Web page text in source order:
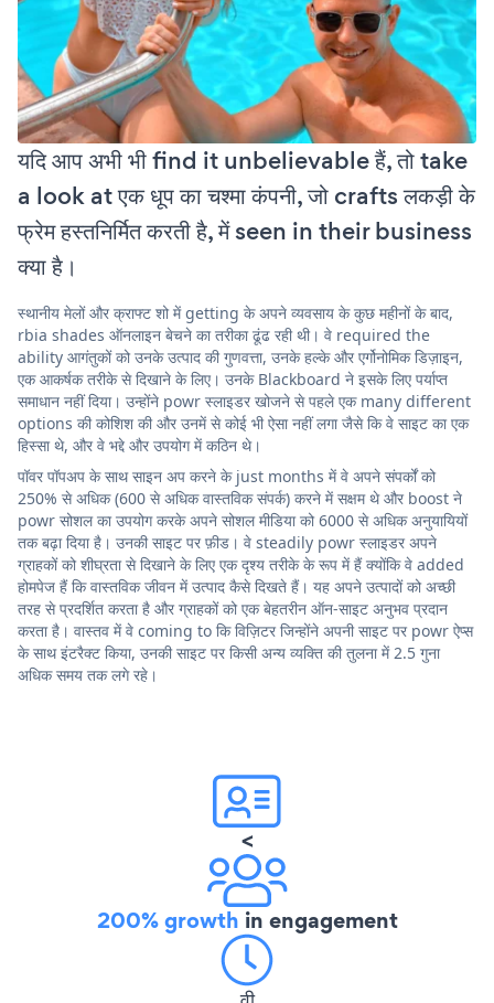
यदि आप अभी भी find it unbelievable हैं, तो take
a look at एक धूप का चश्मा कंपनी, जो crafts लकड़ी के
फ्रेम हस्तनिर्मित करती है, में seen in their business
क्या है।
स्थानीय मेलों और क्राफ्ट शो में getting के अपने व्यवसाय के कुछ महीनों के बाद,
rbia shades ऑनलाइन बेचने का तरीका ढूंढ रही थी। वे required the
ability आगंतुकों को उनके उत्पाद की गुणवत्ता, उनके हल्के और एर्गोनोमिक डिज़ाइन,
एक आकर्षक तरीके से दिखाने के लिए। उनके Blackboard ने इसके लिए पर्याप्त
समाधान नहीं दिया। उन्होंने powr स्लाइडर खोजने से पहले एक many different
options की कोशिश की और उनमें से कोई भी ऐसा नहीं लगा जैसे कि वे साइट का एक
हिस्सा थे, और वे भद्दे और उपयोग में कठिन थे।
पॉवर पॉपअप के साथ साइन अप करने के just months में वे अपने संपर्कों को
250% से अधिक (600 से अधिक वास्तविक संपर्क) करने में सक्षम थे और boost ने
powr सोशल का उपयोग करके अपने सोशल मीडिया को 6000 से अधिक अनुयायियों
तक बढ़ा दिया है। उनकी साइट पर फ़ीड। वे steadily powr स्लाइडर अपने
ग्राहकों को शीघ्रता से दिखाने के लिए एक दृश्य तरीके के रूप में हैं क्योंकि वे added
होमपेज हैं कि वास्तविक जीवन में उत्पाद कैसे दिखते हैं। यह अपने उत्पादों को अच्छी
तरह से प्रदर्शित करता है और ग्राहकों को एक बेहतरीन ऑन-साइट अनुभव प्रदान
करता है। वास्तव में वे coming to कि विज़िटर जिन्होंने अपनी साइट पर powr ऐप्स
के साथ इंटरैक्ट किया, उनकी साइट पर किसी अन्य व्यक्ति की तुलना में 2.5 गुना
अधिक समय तक लगे रहे।
<
200% growth in engagement